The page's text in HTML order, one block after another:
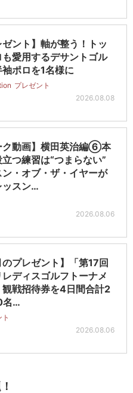
ゼント】軸が整う！トッ
も愛用するデサントゴル
ポロを1名様に
プレゼント
2026.08.08
ク動画】横田英治編⑥本
つ練習は“つまらない”
ン・オブ・ザ・イヤーが
ッスン…
2026.08.06
のプレゼント】「第17回
レディスゴルフトーナメ
観戦招待券を4日間合計2
名…
2026.08.06